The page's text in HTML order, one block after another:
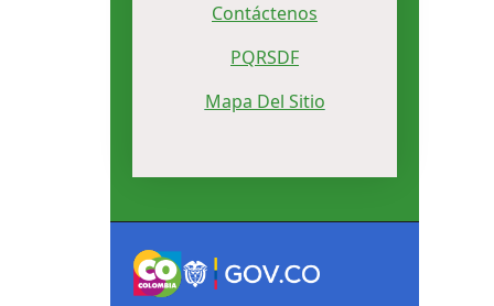
Contáctenos
PQRSDF
Mapa Del Sitio